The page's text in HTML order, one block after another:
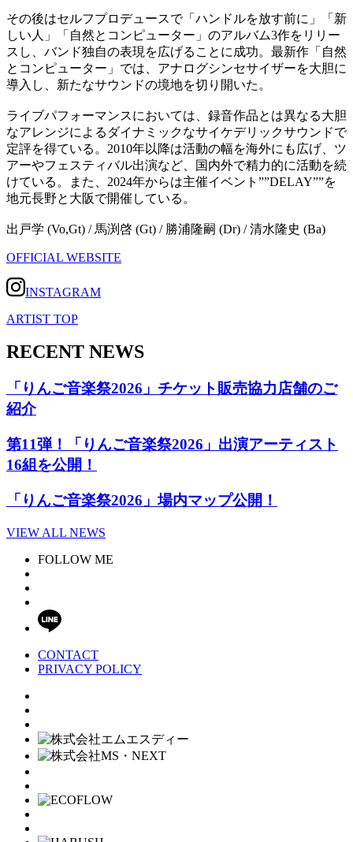
その後はセルフプロデュースで「ハンドルを放す前に」「新
しい人」「自然とコンピューター」のアルバム3作をリリー
スし、バンド独自の表現を広げることに成功。最新作「自然
とコンピューター」では、アナログシンセサイザーを大胆に
導入し、新たなサウンドの境地を切り開いた。
ライブパフォーマンスにおいては、録音作品とは異なる大胆
なアレンジによるダイナミックなサイケデリックサウンドで
定評を得ている。2010年以降は活動の幅を海外にも広げ、ツ
アーやフェスティバル出演など、国内外で精力的に活動を続
けている。また、2024年からは主催イベント””DELAY””を
地元長野と大阪で開催している。
出戸学 (Vo,Gt) / 馬渕啓 (Gt) / 勝浦隆嗣 (Dr) / 清水隆史 (Ba)
OFFICIAL WEBSITE
INSTAGRAM
ARTIST TOP
RECENT NEWS
「りんご音楽祭2026」チケット販売協力店舗のご
紹介
第11弾！「りんご音楽祭2026」出演アーティスト
16組を公開！
「りんご音楽祭2026」場内マップ公開！
VIEW ALL NEWS
FOLLOW ME
CONTACT
PRIVACY POLICY